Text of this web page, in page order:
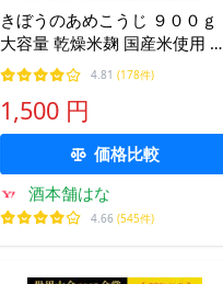
きぼうのあめこうじ ９００ｇ
大容量 乾燥米麹 国産米使用 甘
酒 米麹 ノンアルコール 無添加
乾燥麹 米 麹 こうじ水 秋田県
あめ麹 甘酒 濃縮 国産
4.81 (178件)
1,500 円
価格比較
酒本舗はな
4.66 (545件)